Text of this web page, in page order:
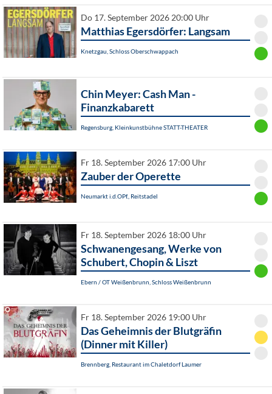
Do 17. September 2026 20:00 Uhr
Matthias Egersdörfer: Langsam
Knetzgau, Schloss Oberschwappach
Chin Meyer: Cash Man -
Finanzkabarett
Regensburg, Kleinkunstbühne STATT-THEATER
Fr 18. September 2026 17:00 Uhr
Zauber der Operette
Neumarkt i.d.OPf., Reitstadel
Fr 18. September 2026 18:00 Uhr
Schwanengesang, Werke von
Schubert, Chopin & Liszt
Ebern / OT Weißenbrunn, Schloss Weißenbrunn
Fr 18. September 2026 19:00 Uhr
Das Geheimnis der Blutgräfin
(Dinner mit Killer)
Brennberg, Restaurant im Chaletdorf Laumer